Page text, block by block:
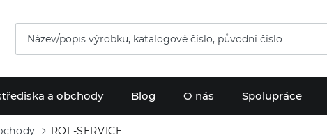
a obchody Blog O nás Spolupráce
ROL-SERVICE